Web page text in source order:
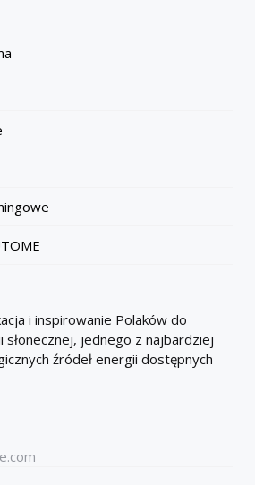
i inspirowanie Polaków do
jednego z najbardziej
źródeł energii dostępnych